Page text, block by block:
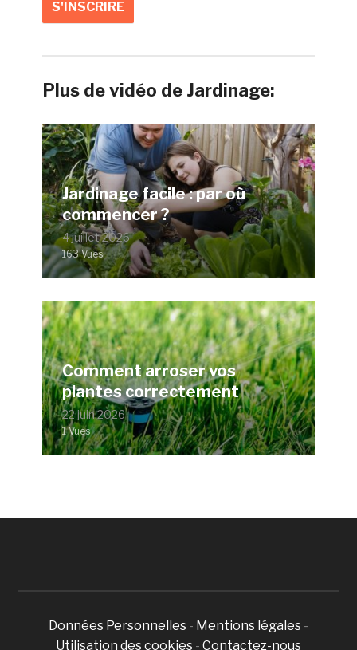
Plus de vidéo de Jardinage:
Jardinage facile : par où
commencer ?
4 juillet 2026
163 Vues
Comment arroser vos
plantes correctement
22 juin 2026
1 Vues
Données Personnelles - Mentions légales -
Utilisation des cookies - Contactez-nous